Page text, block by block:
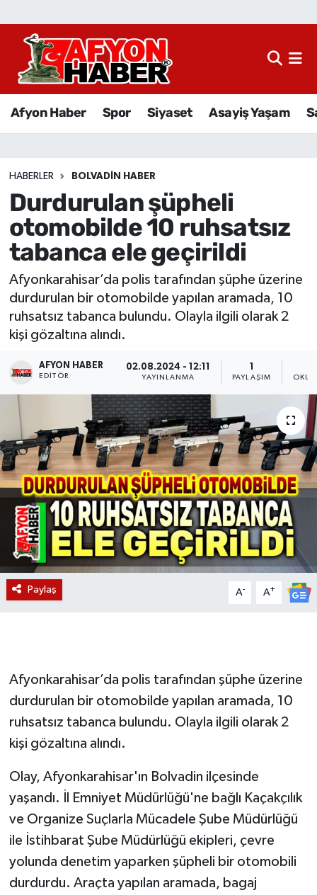
Afyon Haber Spor Siyaset Asayiş Yaşam
HABERLER BOLVADIN HABER
Durdurulan şüpheli
otomobilde 10 ruhsatsız
tabanca ele geçirildi
Afyonkarahisar’da polis tarafından şüphe üzerine
durdurulan bir otomobilde yapılan aramada, 10
ruhsatsız tabanca bulundu. Olayla ilgili olarak 2
kişi gözaltına alındı.
AFYON HABER
EDITÖR
02.08.2024 - 12:11
YAYINLANMA PAYLAŞIM
Paylaş A- A+
Afyonkarahisar’da polis tarafından şüphe üzerine
durdurulan bir otomobilde yapılan aramada, 10
ruhsatsız tabanca bulundu. Olayla ilgili olarak 2
kişi gözaltına alındı.
Olay, Afyonkarahisar'ın Bolvadin ilçesinde
yaşandı. İl Emniyet Müdürlüğü'ne bağlı Kaçakçılık
ve Organize Suçlarla Mücadele Şube Müdürlüğü
ile İstihbarat Şube Müdürlüğü ekipleri, çevre
yolunda denetim yaparken şüpheli bir otomobili
durdurdu. Araçta yapılan aramada, bagaj
Afyon Haber
Sağlık
Eğitim
Ekonomi
Magazin
Etkinlikler